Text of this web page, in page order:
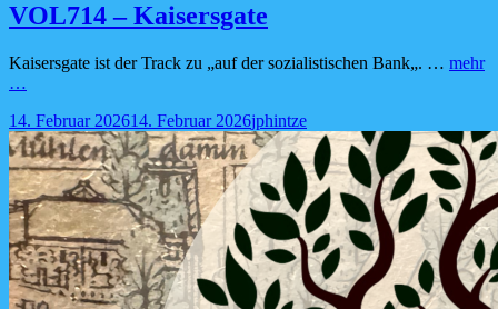
VOL714 – Kaisersgate
Kaisersgate ist der Track zu „auf der sozialistischen Bank„. … mehr
…
Kaisersgate
Posted-
on
14. Februar 202614. Februar 2026By
line
Byline
jphintze